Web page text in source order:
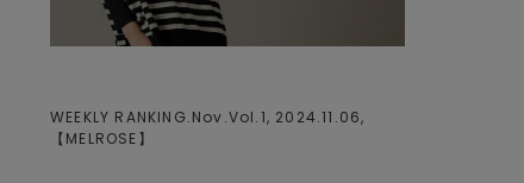
WEEKLY RANKING.Nov.Vol.1, 2024.11.06,
【 MELROSE 】